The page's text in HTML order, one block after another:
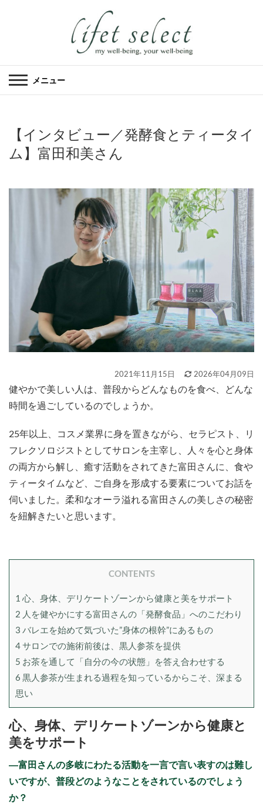
メニュー
【インタビュー／発酵食とティータイ
ム】富田和美さん
2021年11月15日 2026年04月09日
健やかで美しい人は、普段からどんなものを食べ、どんな
時間を過ごしているのでしょうか。
25年以上、コスメ業界に身を置きながら、セラピスト、リ
フレクソロジストとしてサロンを主宰し、人々を心と身体
の両方から解し、癒す活動をされてきた富田さんに、食や
ティータイムなど、ご自身を形成する要素についてお話を
伺いました。柔和なオーラ溢れる富田さんの美しさの秘密
を紐解きたいと思います。
CONTENTS
1 心、身体、デリケートゾーンから健康と美をサポート
2 人を健やかにする富田さんの「発酵食品」へのこだわり
3 バレエを始めて気づいた”身体の根幹”にあるもの
4サロンでの施術前後は、黒人参茶を提供
5 お茶を通して「自分の今の状態」を答え合わせする
6 黒人参茶が生まれる過程を知っているからこそ、深まる
思い
心、身体、デリケートゾーンから健康と
美をサポート
―富田さんの多岐にわたる活動を一言で言い表すのは難し
いですが、普段どのようなことをされているのでしょう
か？